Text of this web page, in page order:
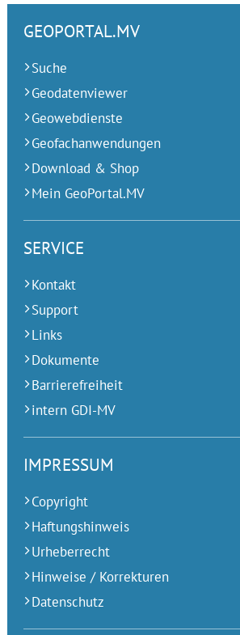
GEOPORTAL.MV
Suche
Geodatenviewer
Geowebdienste
Geofachanwendungen
Download & Shop
Mein GeoPortal.MV
SERVICE
Kontakt
Support
Links
Dokumente
Barrierefreiheit
intern GDI-MV
IMPRESSUM
Copyright
Haftungshinweis
Urheberrecht
Hinweise / Korrekturen
Datenschutz